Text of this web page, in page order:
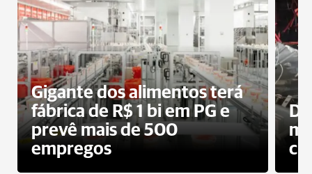
Gigante dos alimentos terá
fábrica de R$ 1 bi em PG e
prevê mais de 500
empregos